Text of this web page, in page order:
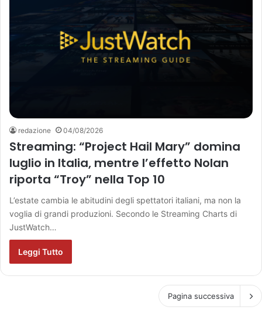
redazione 04/08/2026
Streaming: “Project Hail Mary” domina
luglio in Italia, mentre l’effetto Nolan
riporta “Troy” nella Top 10
L’estate cambia le abitudini degli spettatori italiani, ma non la
voglia di grandi produzioni. Secondo le Streaming Charts di
JustWatch…
Leggi Tutto
Pagina successiva